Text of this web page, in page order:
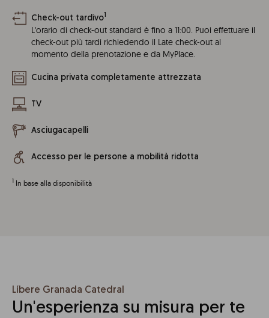
Check-out tardivo1
L'orario di check-out standard è fino a 11:00. Puoi effettuare il
check-out più tardi richiedendo il Late check-out al
momento della prenotazione e da MyPlace.
Cucina privata completamente attrezzata
TV
Asciugacapelli
Accesso per le persone a mobilità ridotta
1 In base alla disponibilità
Líbere Granada Catedral
Un'esperienza su misura per te